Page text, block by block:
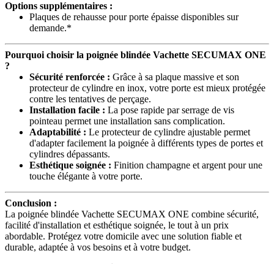
Options supplémentaires :
Plaques de rehausse pour porte épaisse disponibles sur
demande.*
Pourquoi choisir la poignée blindée Vachette SECUMAX ONE
?
Sécurité renforcée : Grâce à sa plaque massive et son
protecteur de cylindre en inox, votre porte est mieux protégée
contre les tentatives de perçage.
Installation facile : La pose rapide par serrage de vis
pointeau permet une installation sans complication.
Adaptabilité : Le protecteur de cylindre ajustable permet
d'adapter facilement la poignée à différents types de portes et
cylindres dépassants.
Esthétique soignée : Finition champagne et argent pour une
touche élégante à votre porte.
Conclusion :
La poignée blindée Vachette SECUMAX ONE combine sécurité,
facilité d'installation et esthétique soignée, le tout à un prix
abordable. Protégez votre domicile avec une solution fiable et
durable, adaptée à vos besoins et à votre budget.